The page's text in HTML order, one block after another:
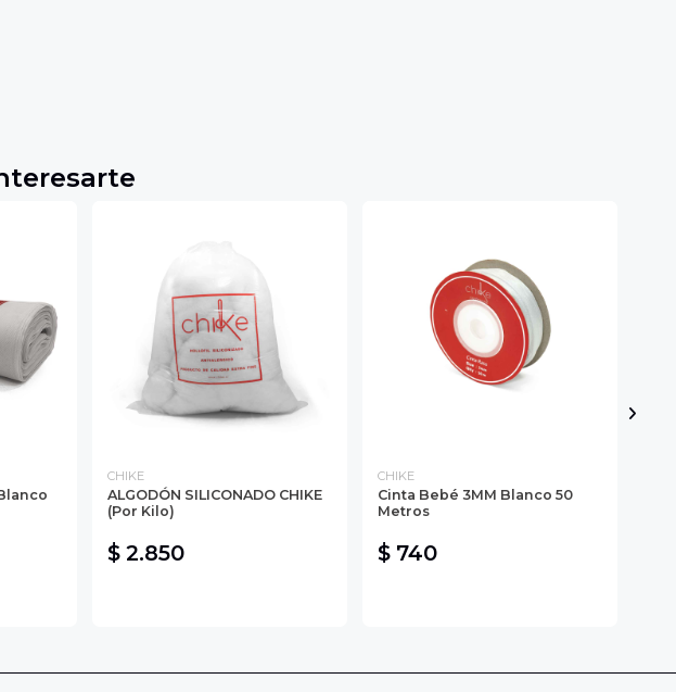
CHIKE
ALGODÓN SILICONADO CHIKE
(Por Kilo)
$ 2.850
CHIKE
Cinta Bebé 3MM Blanco 50
Metros
$ 740